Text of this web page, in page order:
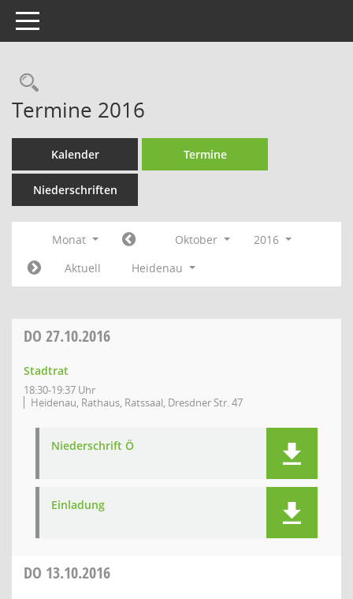
Toggle navigation
Rechercheauswahl
Termine 2016
Kalender Termine
Niederschriften
Monat Oktober
2016
Aktuell
Heidenau
DO 27.10.2016
Stadtrat
18:30-19:37 Uhr
Heidenau, Rathaus, Ratssaal, Dresdner Str. 47
Niederschrift Ö
Einladung
DO 13.10.2016